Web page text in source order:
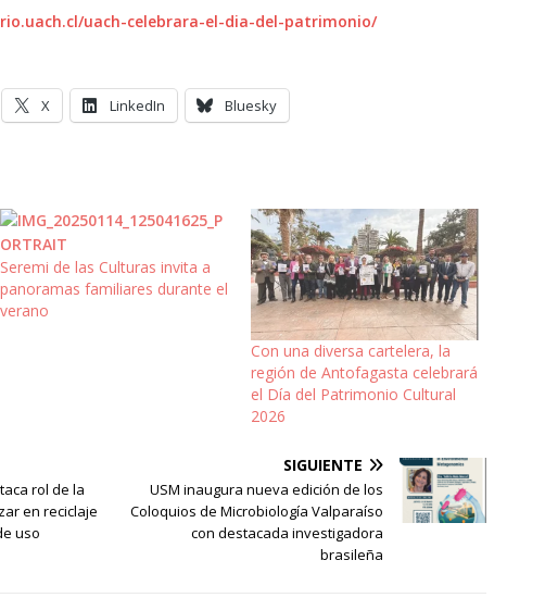
uach-celebrara-el-dia-del-patrimonio/
X LinkedIn Bluesky
Seremi de las Culturas invita a
panoramas familiares durante el
verano
Con una diversa cartelera, la
región de Antofagasta celebrará
el Día del Patrimonio Cultural
2026
rol de la
en reciclaje
uso
SIGUIENTE
USM inaugura nueva edición de los
Coloquios de Microbiología Valparaíso
con destacada investigadora
brasileña